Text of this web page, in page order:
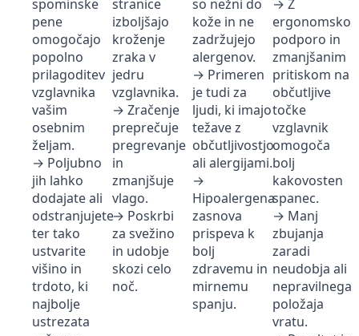
spominske
pene
omogočajo
popolno
prilagoditev
vzglavnika
vašim
osebnim
željam.
→ Poljubno
jih lahko
dodajate ali
odstranjujete
ter tako
ustvarite
višino in
trdoto, ki
najbolje
ustrezata
stranice
izboljšajo
kroženje
zraka v
jedru
vzglavnika.
→ Zračenje
preprečuje
pregrevanje
in
zmanjšuje
vlago.
→ Poskrbi
za svežino
in udobje
skozi celo
noč.
so nežni do
kože in ne
zadržujejo
alergenov.
→ Primeren
je tudi za
ljudi, ki imajo
težave z
občutljivostjo
ali alergijami.
→
Hipoalergena
zasnova
prispeva k
bolj
zdravemu in
mirnemu
spanju.
→ Z
ergonomsko
podporo in
zmanjšanim
pritiskom na
občutljive
točke
vzglavnik
omogoča
bolj
kakovosten
spanec.
→ Manj
zbujanja
zaradi
neudobja ali
nepravilnega
položaja
vratu.